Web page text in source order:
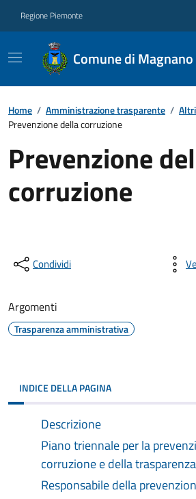
Regione Piemonte
Comune di Magnano
Home / Amministrazione trasparente /
Prevenzione della corruzione
Prevenzione
corruzione
Condividi
Argomenti
Trasparenza amministrativa
INDICE DELLA PAGINA
Descrizione
Piano triennale per la
corruzione e della trasparenza
Responsabile della